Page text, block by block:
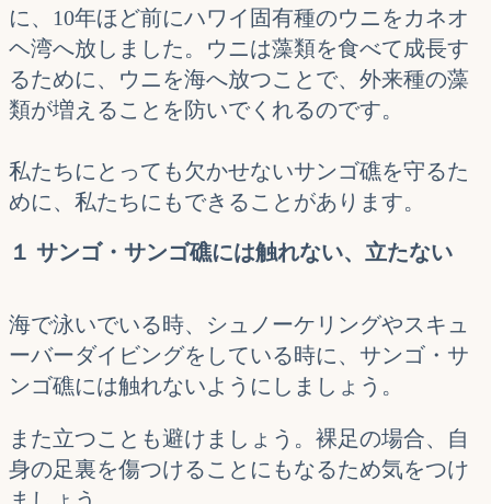
に、10年ほど前にハワイ固有種のウニをカネオ
ヘ湾へ放しました。ウニは藻類を食べて成長す
るために、ウニを海へ放つことで、外来種の藻
類が増えることを防いでくれるのです。
私たちにとっても欠かせないサンゴ礁を守るた
めに、私たちにもできることがあります。
１ サンゴ・サンゴ礁には触れない、立たない
海で泳いでいる時、シュノーケリングやスキュ
ーバーダイビングをしている時に、サンゴ・サ
ンゴ礁には触れないようにしましょう。
また立つことも避けましょう。裸足の場合、自
身の足裏を傷つけることにもなるため気をつけ